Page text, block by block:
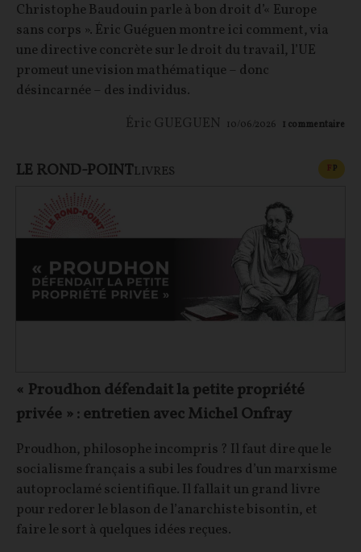
Christophe Baudouin parle à bon droit d’« Europe
sans corps ». Éric Guéguen montre ici comment, via
une directive concrète sur le droit du travail, l’UE
promeut une vision mathématique – donc
désincarnée – des individus.
Éric GUEGUEN 10/06/2026 1 commentaire
LE ROND-POINTLIVRES FP
« Proudhon défendait la petite propriété
privée » : entretien avec Michel Onfray
Proudhon, philosophe incompris ? Il faut dire que le
socialisme français a subi les foudres d’un marxisme
autoproclamé scientifique. Il fallait un grand livre
pour redorer le blason de l’anarchiste bisontin, et
faire le sort à quelques idées reçues.